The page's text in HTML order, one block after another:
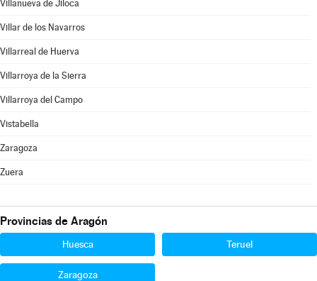
Villanueva de Jiloca
Villar de los Navarros
Villarreal de Huerva
Villarroya de la Sierra
Villarroya del Campo
Vistabella
Zaragoza
Zuera
Provincias de Aragón
Huesca Teruel
Zaragoza